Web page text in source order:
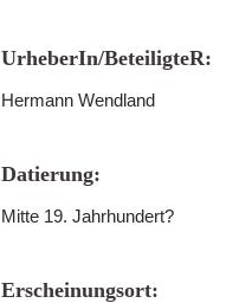
UrheberIn/BeteiligteR:
Hermann Wendland
Datierung:
Mitte 19. Jahrhundert?
Erscheinungsort: